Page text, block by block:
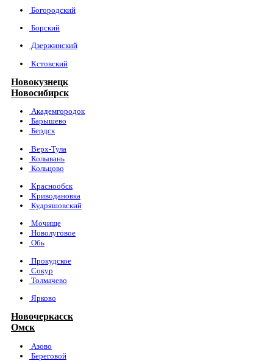
Богородский
Борский
Дзержинский
Кстовский
Новокузнецк
Новосибирск
Академгородок
Барышево
Бердск
Верх-Тула
Колывань
Кольцово
Краснообск
Криводановка
Кудряшовский
Мочище
Новолуговое
Обь
Прокудское
Сокур
Толмачево
Ярково
Новочеркасск
Омск
Азово
Береговой